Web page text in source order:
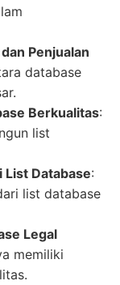
Penjualan
database
Berkualitas:
list
List Database:
list database
Legal
memiliki